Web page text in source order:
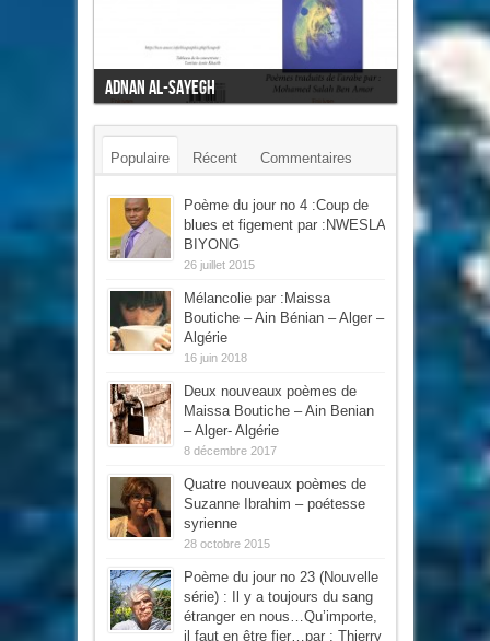
Adnan Al-Sayegh
Mon cœur l'oiseau
Populaire Récent Commentaires
Mots-clés
Poème du jour no 4 :Coup de
blues et figement par :NWESLA
BIYONG
26 juillet 2015
Mélancolie par :Maissa
Boutiche – Ain Bénian – Alger –
Algérie
16 juin 2018
Deux nouveaux poèmes de
Maissa Boutiche – Ain Benian
– Alger- Algérie
8 décembre 2017
Quatre nouveaux poèmes de
Suzanne Ibrahim – poétesse
syrienne
28 octobre 2015
Poème du jour no 23 (Nouvelle
série) : Il y a toujours du sang
étranger en nous…Qu’importe,
il faut en être fier…par : Thierry